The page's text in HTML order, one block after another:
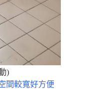
)
間較寬好方便